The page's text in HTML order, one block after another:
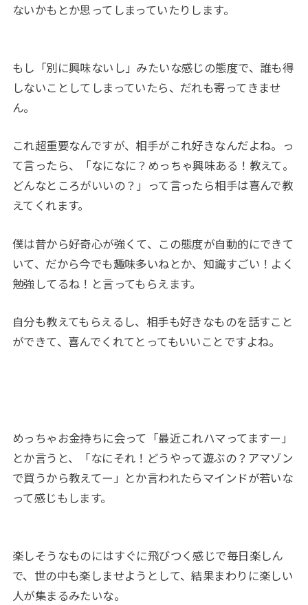
ないかもとか思ってしまっていたりします。
もし「別に興味ないし」みたいな感じの態度で、誰も得
しないことしてしまっていたら、だれも寄ってきませ
ん。
これ超重要なんですが、相手がこれ好きなんだよね。っ
て言ったら、「なになに？めっちゃ興味ある！教えて。
どんなところがいいの？」って言ったら相手は喜んで教
えてくれます。
僕は昔から好奇心が強くて、この態度が自動的にできて
いて、だから今でも趣味多いねとか、知識すごい！よく
勉強してるね！と言ってもらえます。
自分も教えてもらえるし、相手も好きなものを話すこと
ができて、喜んでくれてとってもいいことですよね。
めっちゃお金持ちに会って「最近これハマってますー」
とか言うと、「なにそれ！どうやって遊ぶの？アマゾン
で買うから教えてー」とか言われたらマインドが若いな
って感じもします。
楽しそうなものにはすぐに飛びつく感じで毎日楽しん
で、世の中も楽しませようとして、結果まわりに楽しい
人が集まるみたいな。